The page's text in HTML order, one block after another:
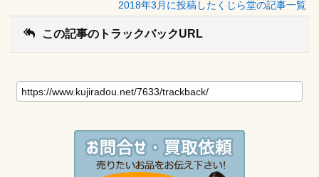
2018年3月に投稿したくじら堂の記事一覧
この記事のトラックバックURL